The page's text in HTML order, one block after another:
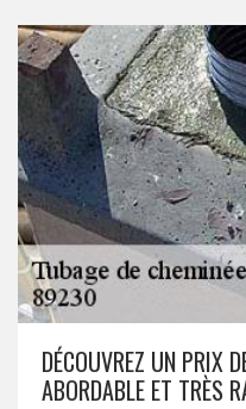
DÉCOUVREZ UN PRIX
ABORDABLE ET TRÈS